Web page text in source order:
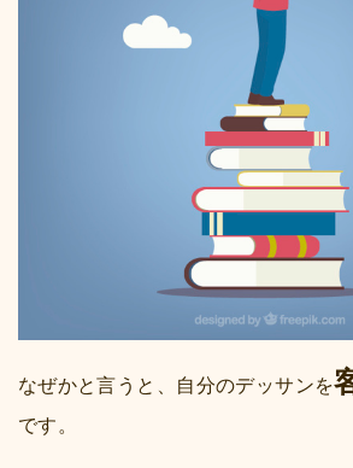
なぜかと言うと、自分のデッサンを
です。